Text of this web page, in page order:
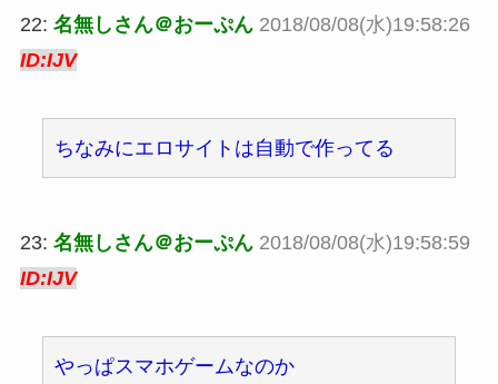
22: 名無しさん＠おーぷん 2018/08/08(水)19:58:26
ID:IJV
ちなみにエロサイトは自動で作ってる
23: 名無しさん＠おーぷん 2018/08/08(水)19:58:59
ID:IJV
やっぱスマホゲームなのか